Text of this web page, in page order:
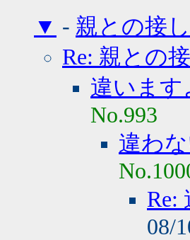
▼ - 親との接
Re: 親との
違います
No.993
違わな
Re:
08/